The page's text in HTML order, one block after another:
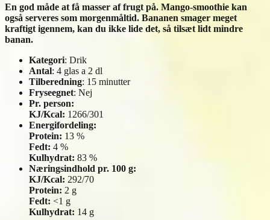
En god måde at få masser af frugt på. Mango-smoothie kan
også serveres som morgenmåltid. Bananen smager meget
kraftigt igennem, kan du ikke lide det, så tilsæt lidt mindre
banan.
Kategori: Drik
Antal: 4 glas a 2 dl
Tilberedning: 15 minutter
Fryseegnet: Nej
Pr. person:
KJ/Kcal: 1266/301
Energifordeling:
Protein: 13 %
Fedt: 4 %
Kulhydrat: 83 %
Næringsindhold pr. 100 g:
KJ/Kcal: 292/70
Protein: 2 g
Fedt: <1 g
Kulhydrat: 14 g